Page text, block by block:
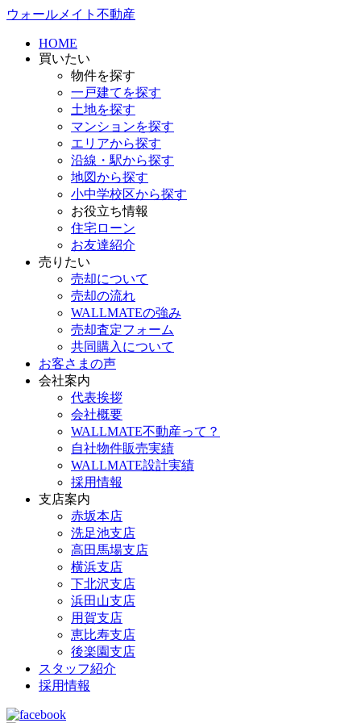
ウォールメイト不動産
HOME
買いたい
物件を探す
一戸建てを探す
土地を探す
マンションを探す
エリアから探す
沿線・駅から探す
地図から探す
小中学校区から探す
お役立ち情報
住宅ローン
お友達紹介
売りたい
売却について
売却の流れ
WALLMATEの強み
売却査定フォーム
共同購入について
お客さまの声
会社案内
代表挨拶
会社概要
WALLMATE不動産って？
自社物件販売実績
WALLMATE設計実績
採用情報
支店案内
赤坂本店
洗足池支店
高田馬場支店
横浜支店
下北沢支店
浜田山支店
用賀支店
恵比寿支店
後楽園支店
スタッフ紹介
採用情報